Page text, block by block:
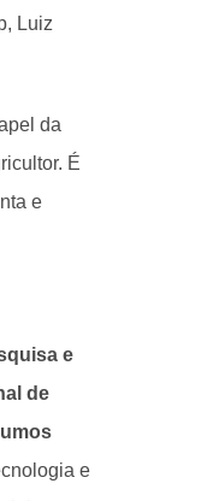
Luiz
da
É
e
e
de
e